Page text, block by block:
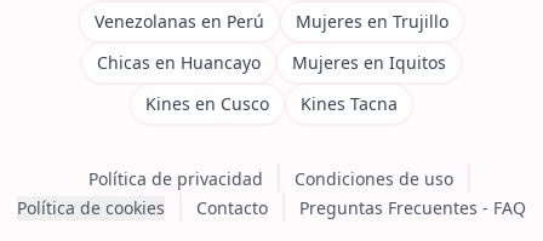
Venezolanas en Perú
Mujeres en Trujillo
Chicas en Huancayo
Mujeres en Iquitos
Kines en Cusco
Kines Tacna
Política de privacidad
Condiciones de uso
Política de cookies
Contacto Preguntas Frecuentes - FAQ